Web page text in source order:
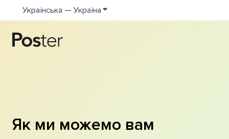
Українська — Україна Показати додаткове меню для
Як ми можемо вам